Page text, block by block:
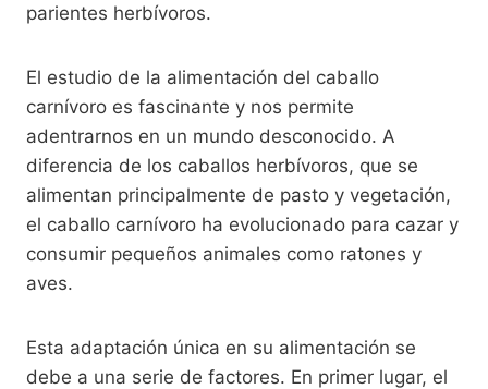
parientes herbívoros.
El estudio de la alimentación del caballo
carnívoro es fascinante y nos permite
adentrarnos en un mundo desconocido. A
diferencia de los caballos herbívoros, que se
alimentan principalmente de pasto y vegetación,
el caballo carnívoro ha evolucionado para cazar y
consumir pequeños animales como ratones y
aves.
Esta adaptación única en su alimentación se
debe a una serie de factores. En primer lugar, el